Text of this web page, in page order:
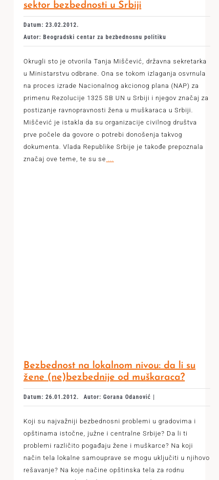
sektor bezbednosti u Srbiji
Datum: 23.02.2012.
Autor: Beogradski centar za bezbednosnu politiku
Okrugli sto je otvorila Tanja Miščević, državna sekretarka
u Ministarstvu odbrane. Ona se tokom izlaganja osvrnula
na proces izrade Nacionalnog akcionog plana (NAP) za
primenu Rezolucije 1325 SB UN u Srbiji i njegov značaj za
postizanje ravnopravnosti žena u muškaraca u Srbiji.
Miščević je istakla da su organizacije civilnog društva
prve počele da govore o potrebi donošenja takvog
dokumenta. Vlada Republike Srbije je takođe prepoznala
značaj ove teme, te su se ...
Bezbednost na lokalnom nivou: da li su
žene (ne)bezbednije od muškaraca?
Datum: 26.01.2012. Autor: Gorana Odanović |
Koji su najvažniji bezbednosni problemi u gradovima i
opštinama istočne, južne i centralne Srbije? Da li ti
problemi različito pogađaju žene i muškarce? Na koji
način tela lokalne samouprave se mogu uključiti u njihovo
rešavanje? Na koje načine opštinska tela za rodnu